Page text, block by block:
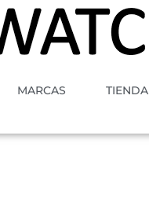
MARCAS TIENDA